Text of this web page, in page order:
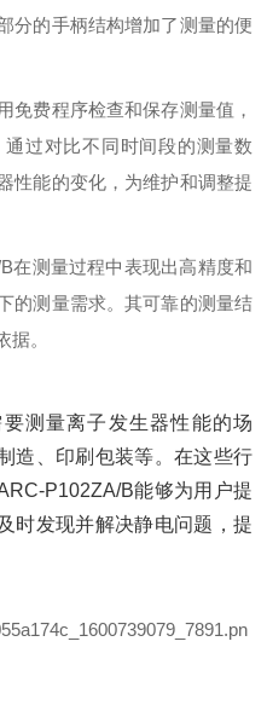
分的手柄结构增加了测量的便
免费程序检查和保存测量值，
过对比不同时间段的测量数
性能的变化，为维护和调整提
在测量过程中表现出高精度和
的测量需求。其可靠的测量结
。
测量离子发生器性能的场
造、印刷包装等。在这些行
P102ZA/B能够为用户提
时发现并解决静电问题，提